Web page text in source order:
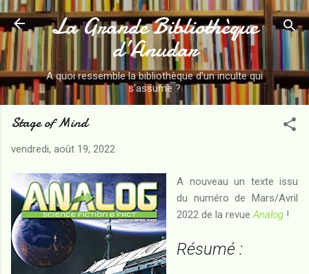
Accéder au contenu principal
La Grande Bibliothèque
d’Anudar
A quoi ressemble la bibliothèque d'un inculte qui
s'assume ?
Stage of Mind
vendredi, août 19, 2022
A nouveau un texte issu
du numéro de Mars/Avril
2022 de la revue Analog !
Résumé :